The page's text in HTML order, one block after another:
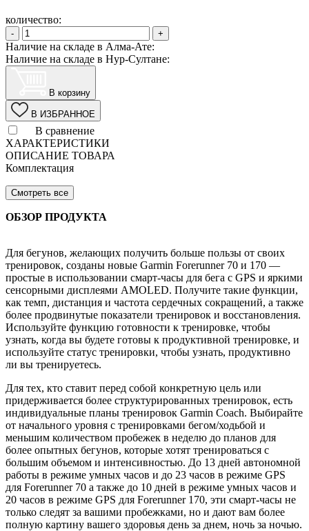
количество:
- +
Наличие на складе в Алма-Ате:
Наличие на складе в Нур-Султане:
В корзину
В ИЗБРАННОЕ
В сравнение
ХАРАКТЕРИСТИКИ
ОПИСАНИЕ ТОВАРА
Комплектация
Смотреть все
ОБЗОР ПРОДУКТА
Для бегунов, желающих получить больше пользы от своих
тренировок, созданы новые Garmin Forerunner 70 и 170 —
простые в использовании смарт-часы для бега с GPS и яркими
сенсорными дисплеями AMOLED. Получите такие функции,
как темп, дистанция и частота сердечных сокращений, а также
более продвинутые показатели тренировок и восстановления.
Используйте функцию готовности к тренировке, чтобы
узнать, когда вы будете готовы к продуктивной тренировке, и
используйте статус тренировки, чтобы узнать, продуктивно
ли вы тренируетесь.
Для тех, кто ставит перед собой конкретную цель или
придерживается более структурированных тренировок, есть
индивидуальные планы тренировок Garmin Coach. Выбирайте
от начального уровня с тренировками бегом/ходьбой и
меньшим количеством пробежек в неделю до планов для
более опытных бегунов, которые хотят тренироваться с
большим объемом и интенсивностью. До 13 дней автономной
работы в режиме умных часов и до 23 часов в режиме GPS
для Forerunner 70 а также до 10 дней в режиме умных часов и
20 часов в режиме GPS для Forerunner 170, эти смарт-часы не
только следят за вашими пробежками, но и дают вам более
полную картину вашего здоровья день за днем, ночь за ночью.